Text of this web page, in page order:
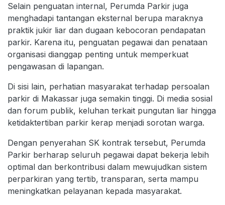
Selain penguatan internal, Perumda Parkir juga
menghadapi tantangan eksternal berupa maraknya
praktik jukir liar dan dugaan kebocoran pendapatan
parkir. Karena itu, penguatan pegawai dan penataan
organisasi dianggap penting untuk memperkuat
pengawasan di lapangan.
Di sisi lain, perhatian masyarakat terhadap persoalan
parkir di Makassar juga semakin tinggi. Di media sosial
dan forum publik, keluhan terkait pungutan liar hingga
ketidaktertiban parkir kerap menjadi sorotan warga.
Dengan penyerahan SK kontrak tersebut, Perumda
Parkir berharap seluruh pegawai dapat bekerja lebih
optimal dan berkontribusi dalam mewujudkan sistem
perparkiran yang tertib, transparan, serta mampu
meningkatkan pelayanan kepada masyarakat.